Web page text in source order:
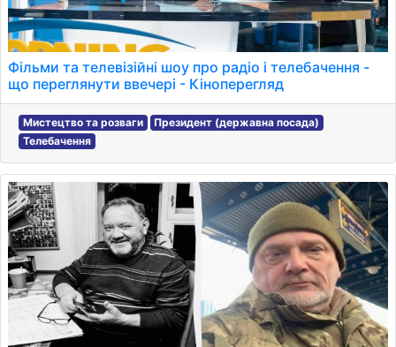
Фільми та телевізійні шоу про радіо і телебачення -
що переглянути ввечері - Кіноперегляд
Мистецтво та розваги
Президент (державна посада)
Телебачення